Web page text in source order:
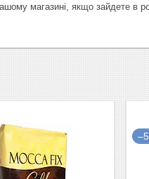
магазині, якщо зайдете